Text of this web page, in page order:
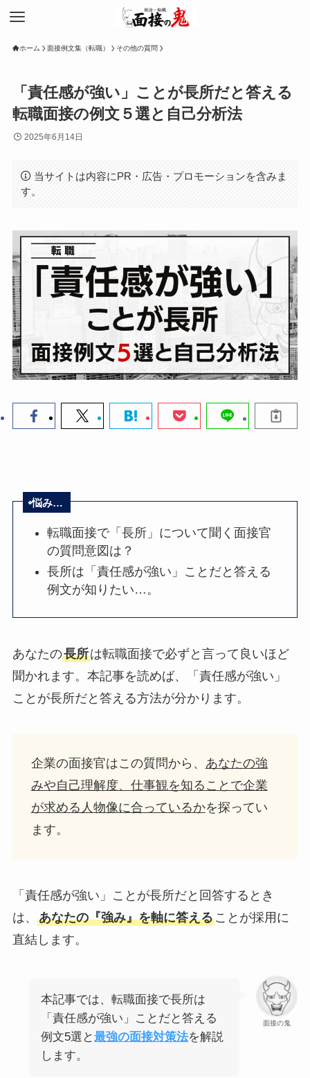
ホーム 面接例文集（転職） その他の質問
「責任感が強い」ことが長所だと答える
転職面接の例文５選と自己分析法
2025年6月14日
当サイトは内容にPR・広告・プロモーションを含みま
す。
悩み…
転職面接で「長所」について聞く面接官
の質問意図は？
長所は「責任感が強い」ことだと答える
例文が知りたい…。
あなたの長所は転職面接で必ずと言って良いほど
聞かれます。本記事を読めば、「責任感が強い」
ことが長所だと答える方法が分かります。
企業の面接官はこの質問から、 あなたの強
みや自己理解度、仕事観を知ることで企業
が求める人物像に合っているかを探ってい
ます。
「責任感が強い」ことが長所だと回答するとき
は、 あなたの『強み』を軸に答えることが採用に
直結します。
面接の鬼
本記事では、転職面接で長所は
「責任感が強い」ことだと答える
例文5選と最強の面接対策法を解説
します。